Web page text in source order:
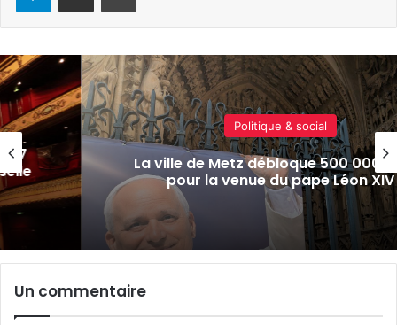
Politique & social
Sortie du Grand Est : « Si l’Alsace
Lorraine doit être prête », assure
Weiten
Un commentaire